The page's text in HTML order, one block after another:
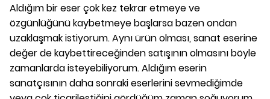
Aldığım bir eser çok kez tekrar etmeye ve
özgünlüğünü kaybetmeye başlarsa bazen ondan
uzaklaşmak istiyorum. Aynı ürün olması, sanat eserine
değer de kaybettireceğinden satışının olmasını böyle
zamanlarda isteyebiliyorum. Aldığım eserin
sanatçısının daha sonraki eserlerini sevmediğimde